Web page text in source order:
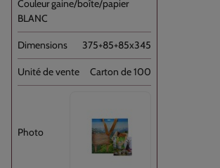
BLANC
375+85+85x345
Carton de 100